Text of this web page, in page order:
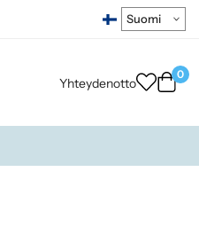
Yhteydenotto
0